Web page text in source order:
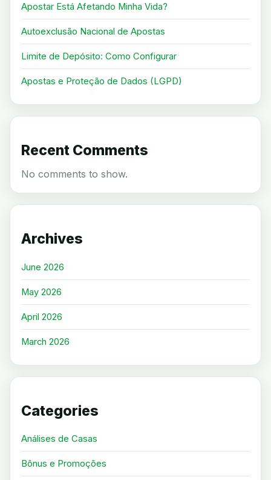
Apostar Está Afetando Minha Vida?
Autoexclusão Nacional de Apostas
Limite de Depósito: Como Configurar
Apostas e Proteção de Dados (LGPD)
Recent Comments
No comments to show.
Archives
June 2026
May 2026
April 2026
March 2026
Categories
Análises de Casas
Bônus e Promoções